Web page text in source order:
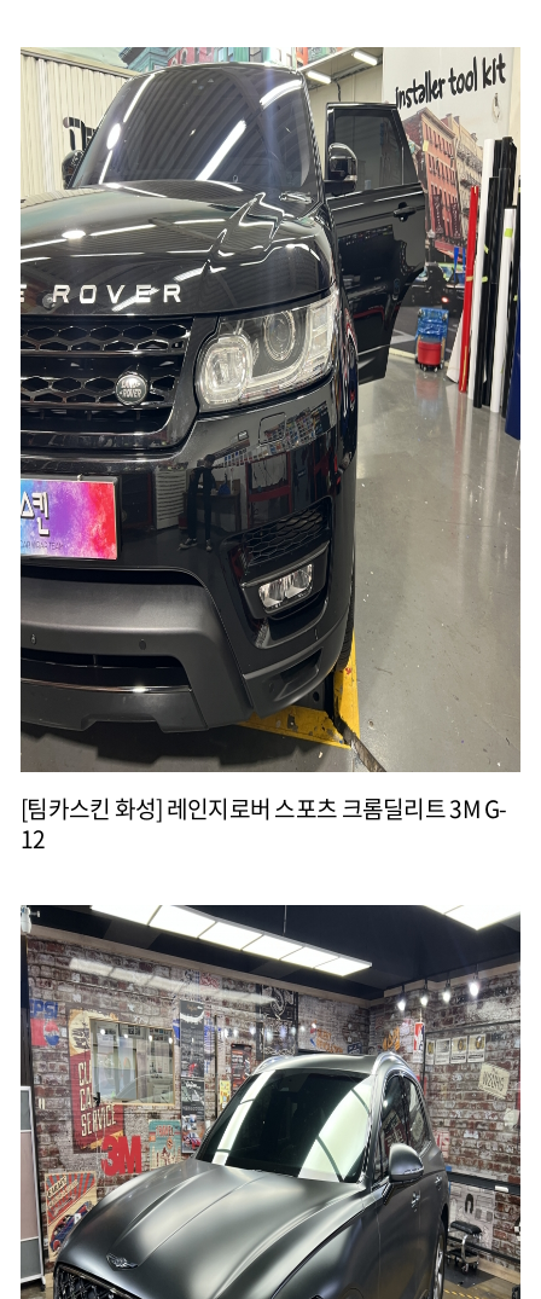
[팀카스킨 화성] 레인지로버 스포츠 크롬딜리트 3M G-
12